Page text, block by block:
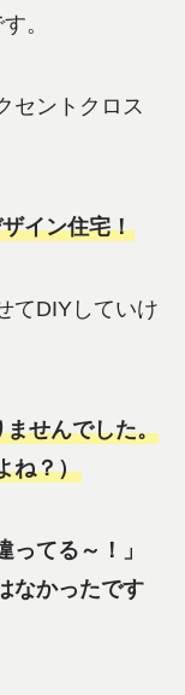
。
セントクロス
イン住宅！
てDIYしていけ
せんでした。
ね？）
てる～！」
なかったです